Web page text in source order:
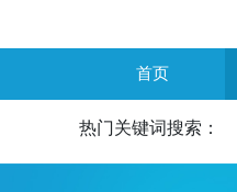
首页
热门关键词搜索：